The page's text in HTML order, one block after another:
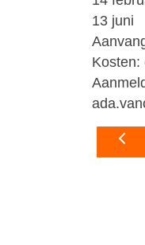
13 juni
Kosten: